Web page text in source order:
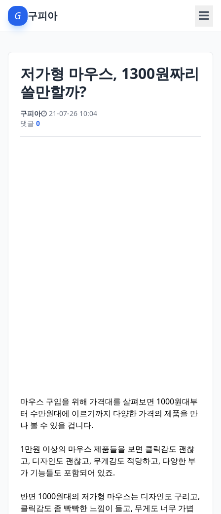
G 구피아
저가형 마우스, 1300원짜리
쓸만할까?
구피아
21-07-26 10:04
댓글 0
마우스 구입을 위해 가격대를 살펴보면 1000원대부
터 수만원대에 이르기까지 다양한 가격의 제품을 만
나 볼 수 있을 겁니다.
1만원 이상의 마우스 제품들을 보면 클릭감도 괜찮
고, 디자인도 괜찮고, 무게감도 적당하고, 다양한 부
가 기능들도 포함되어 있죠.
반면 1000원대의 저가형 마우스는 디자인도 구리고,
클릭감도 좀 빡빡한 느낌이 들고, 무게도 너무 가볍